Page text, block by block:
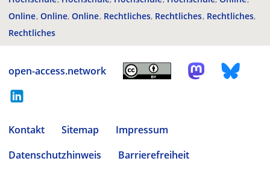
Online Online Online Rechtliches Rechtliches Rechtliches
Rechtliches
open-access.network
Kontakt Sitemap
Impressum
Datenschutzhinweis
Barrierefreiheit